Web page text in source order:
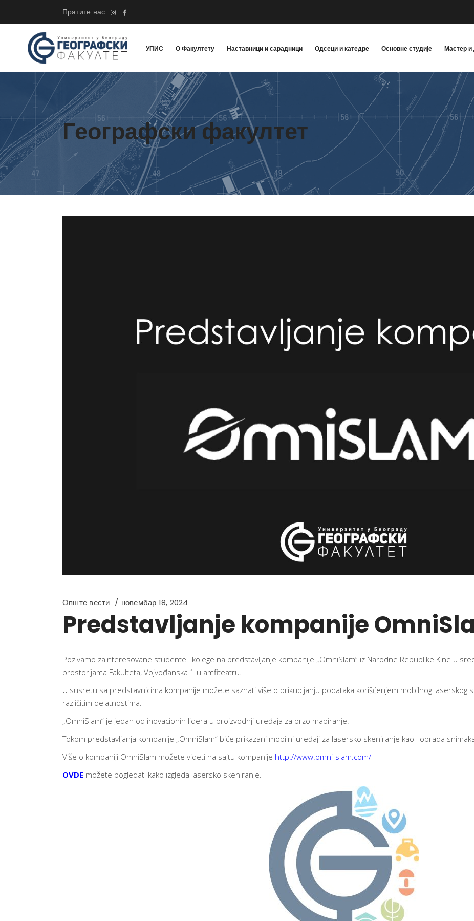
Пратите нас
УПИС О Факултету Наставници и сарадници Одсеци и катедре Основне студије Мастер и
Географски факултет
Опште вести новембар 18, 2024
Predstavljanje kompanije
Pozivamo zainteresovane studente i kolege na predstavljanje kompanije „OmniSlam” iz Narodne Republike Kine u
prostorijama Fakulteta, Vojvođanska 1 u amfiteatru.
U susretu sa predstavnicima kompanije možete saznati više o prikupljanju podataka korišćenjem mobilnog laserskog
različitim delatnostima.
„OmniSlam” je jedan od inovacionih lidera u proizvodnji uređaja za brzo mapiranje.
Tokom predstavljanja kompanije „OmniSlam” biće prikazani mobilni uređaji za lasersko skeniranje kao I obrada
Više o kompaniji OmniSlam možete videti na sajtu kompanije http://www.omni-slam.com/
OVDE možete pogledati kako izgleda lasersko skeniranje.